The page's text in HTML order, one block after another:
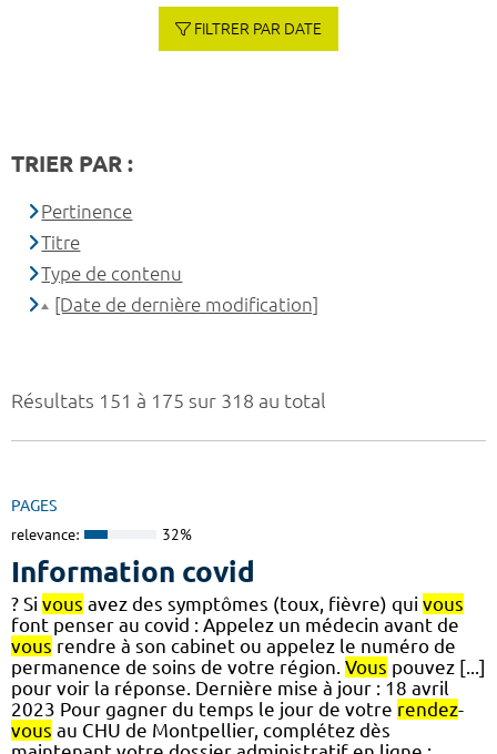
Résultats 151 à 175 sur 318 au total
PAGES
relevance: 32%
Information covid
? Si vous avez des symptômes (toux, fièvre) qui vous
font penser au covid : Appelez un médecin avant de
vous rendre à son cabinet ou appelez le numéro de
permanence de soins de votre région. Vous pouvez [...]
pour voir la réponse. Dernière mise à jour : 18 avril
2023 Pour gagner du temps le jour de votre rendez-
vous au CHU de Montpellier, complétez dès
FILTRER PAR DATE
TRIER PAR :
Pertinence
Titre
Type de contenu
[Date de dernière modification]